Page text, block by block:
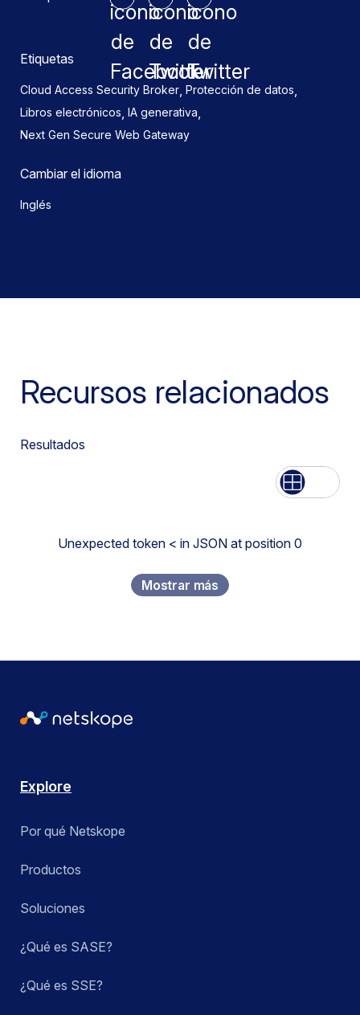
Etiquetas
Cloud Access Security Broker, Protección de datos,
Libros electrónicos, IA generativa,
Next Gen Secure Web Gateway
Cambiar el idioma
Inglés
Recursos relacionados
Resultados
Lista Grid
Unexpected token < in JSON at position 0
Mostrar más
Explore
Por qué Netskope
Productos
Soluciones
¿Qué es SASE?
¿Qué es SSE?